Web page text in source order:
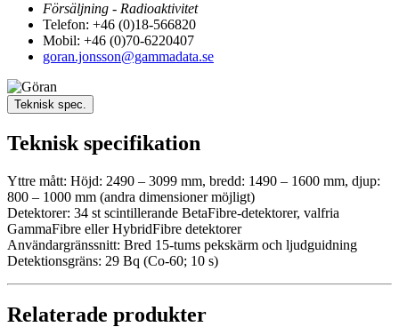
Försäljning - Radioaktivitet
Telefon: +46 (0)18-566820
Mobil: +46 (0)70-6220407
goran.jonsson@gammadata.se
Teknisk spec.
Teknisk specifikation
Yttre mått: Höjd: 2490 – 3099 mm, bredd: 1490 – 1600 mm, djup:
800 – 1000 mm (andra dimensioner möjligt)
Detektorer: 34 st scintillerande BetaFibre-detektorer, valfria
GammaFibre eller HybridFibre detektorer
Användargränssnitt: Bred 15-tums pekskärm och ljudguidning
Detektionsgräns: 29 Bq (Co-60; 10 s)
Relaterade produkter